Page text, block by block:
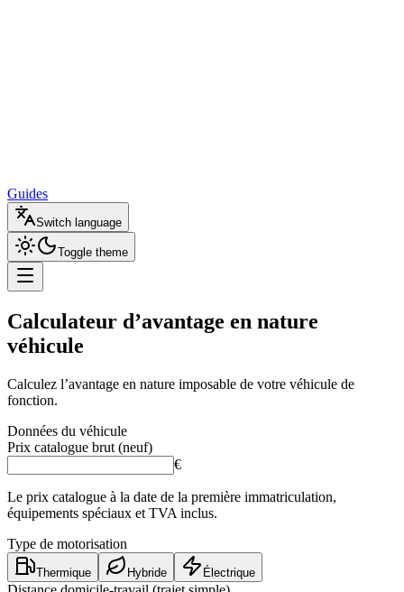
Guides
Switch language
Toggle theme
Calculateur d’avantage en nature
véhicule
Calculez l’avantage en nature imposable de votre véhicule de
fonction.
Données du véhicule
Prix catalogue brut (neuf)
€
Le prix catalogue à la date de la première immatriculation,
équipements spéciaux et TVA inclus.
Type de motorisation
Thermique Hybride Électrique